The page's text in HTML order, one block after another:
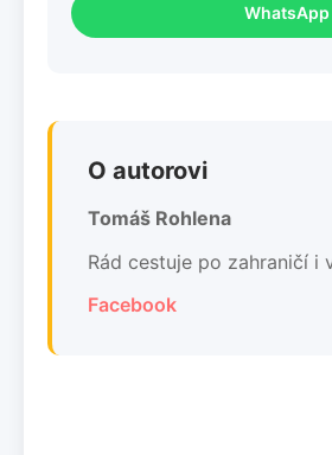
WhatsApp
O autorovi
Tomáš Rohlena
Rád cestuje po zahraničí i
Facebook